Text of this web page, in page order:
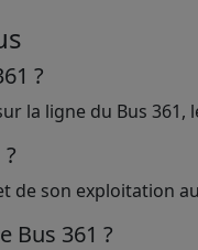
?
la ligne du Bus 361,
de son exploitation
Bus 361 ?